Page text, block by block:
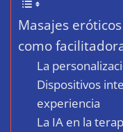
Masajes
como
La
Dispositivos
experiencia
La IA en la